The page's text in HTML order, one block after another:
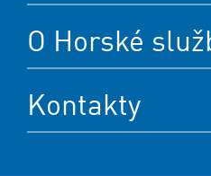
O Horské
Kontakty